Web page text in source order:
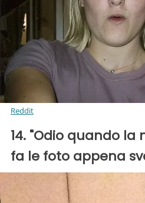
Reddit
14. "Odio quando la
fa le foto appena